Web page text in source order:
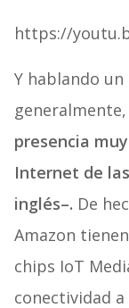
https://
Y hablando
generalmente,
presencia
Internet de
inglés–. De
Amazon
chips IoT
conectividad